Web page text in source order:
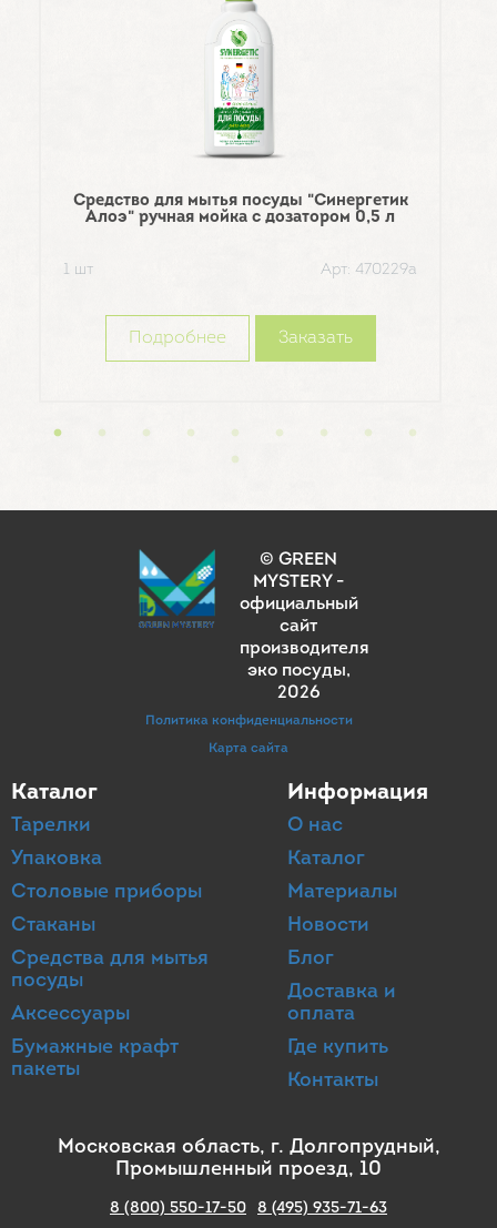
Средство для мытья посуды "Синергетик
Алоэ" ручная мойка с дозатором 0,5 л
1 шт Арт: 470229а
Подробнее Заказать
© GREEN
MYSTERY -
официальный
сайт
производителя
эко посуды,
2026
Политика конфиденциальности
Карта сайта
Каталог
Тарелки
Упаковка
Столовые приборы
Стаканы
Средства для мытья
посуды
Аксессуары
Бумажные крафт
пакеты
Информация
О нас
Каталог
Материалы
Новости
Блог
Доставка и
оплата
Где купить
Контакты
Московская область, г. Долгопрудный,
Промышленный проезд, 10
8 (800) 550-17-50 8 (495) 935-71-63